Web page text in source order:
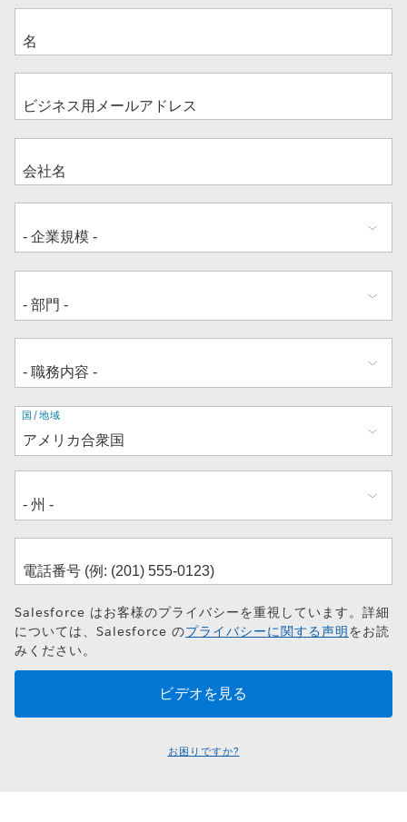
住
所
国/地域
Salesforce はお客様のプライバシーを重視しています。詳細
については、Salesforce のプライバシーに関する声明をお読
みください。
お困りですか?